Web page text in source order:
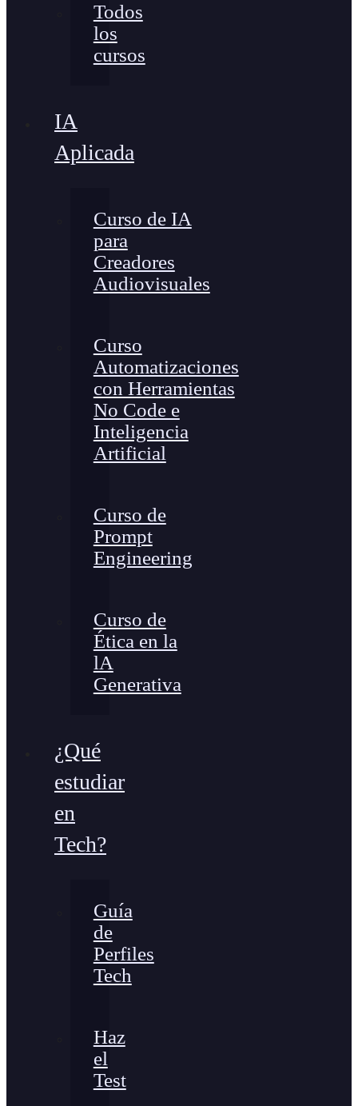
Todos
los
cursos
IA
Aplicada
Curso de IA
para
Creadores
Audiovisuales
Curso
Automatizaciones
con Herramientas
No Code e
Inteligencia
Artificial
Curso de
Prompt
Engineering
Curso de
Ética en la
lA
Generativa
¿Qué
estudiar
en
Tech?
Guía
de
Perfiles
Tech
Haz
el
Test